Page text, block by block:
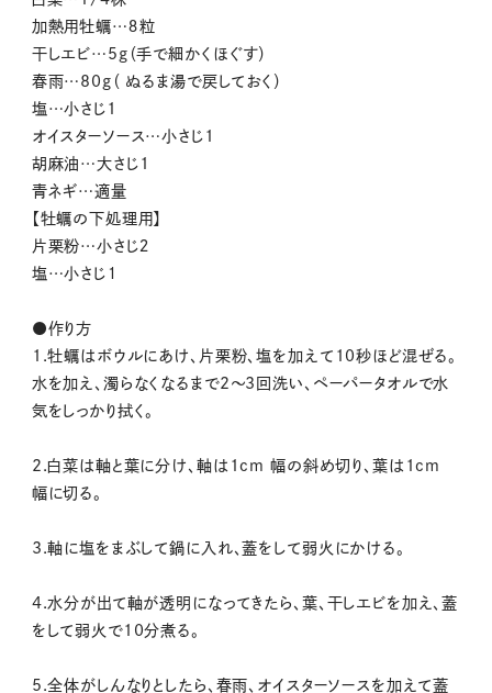
加熱用牡蠣…８粒
干しエビ…5g（手で細かくほぐす）
春雨…80g（ ぬるま湯で戻しておく）
塩…小さじ1
オイスターソース…小さじ1
胡麻油…大さじ1
青ネギ…適量
【牡蠣の下処理用】
片栗粉…小さじ２
塩…小さじ１
●作り方
1.牡蠣はボウルにあけ、片栗粉、塩を加えて10秒ほど混ぜる。
水を加え、濁らなくなるまで2～3回洗い、ペーパータオルで水
気をしっかり拭く。
2.白菜は軸と葉に分け、軸は1cm 幅の斜め切り、葉は1cm
幅に切る。
3.軸に塩をまぶして鍋に入れ、蓋をして弱火にかける。
4.水分が出て軸が透明になってきたら、葉、干しエビを加え、蓋
をして弱火で10分煮る。
5.全体がしんなりとしたら、春雨、オイスターソースを加えて蓋